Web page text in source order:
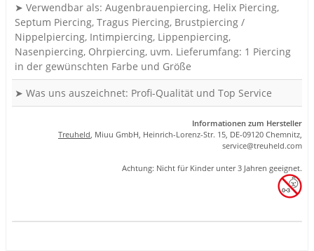
➤ Verwendbar als: Augenbrauenpiercing, Helix Piercing,
Septum Piercing, Tragus Piercing, Brustpiercing /
Nippelpiercing, Intimpiercing, Lippenpiercing,
Nasenpiercing, Ohrpiercing, uvm. Lieferumfang: 1 Piercing
in der gewünschten Farbe und Größe
➤ Was uns auszeichnet: Profi-Qualität und Top Service
Informationen zum Hersteller
Treuheld, Miuu GmbH, Heinrich-Lorenz-Str. 15, DE-09120 Chemnitz,
service@treuheld.com
Achtung: Nicht für Kinder unter 3 Jahren geeignet.